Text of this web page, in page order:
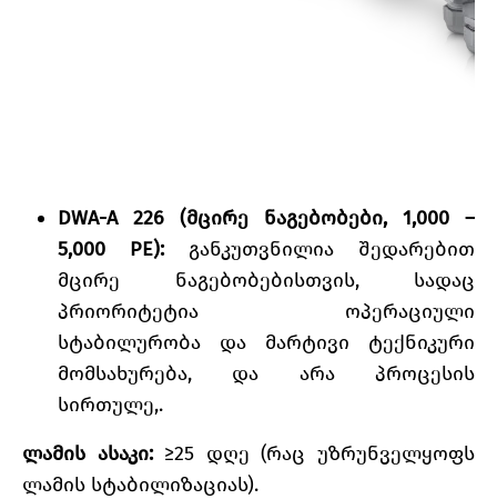
DWA-A 226 (მცირე ნაგებობები, 1,000 –
5,000 PE):განკუთვნილია შედარებით
მცირე ნაგებობებისთვის, სადაც
პრიორიტეტია ოპერაციული
სტაბილურობა და მარტივი ტექნიკური
მომსახურება, და არა პროცესის
სირთულე,.
ლამის ასაკი:≥25 დღე (რაც უზრუნველყოფს
ლამის სტაბილიზაციას).